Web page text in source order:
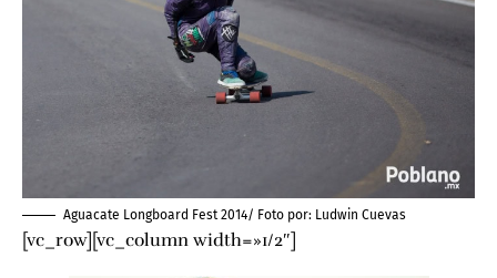
Aguacate Longboard Fest 2014/ Foto por: Ludwin Cuevas
[vc_row][vc_column width=»1/2″]